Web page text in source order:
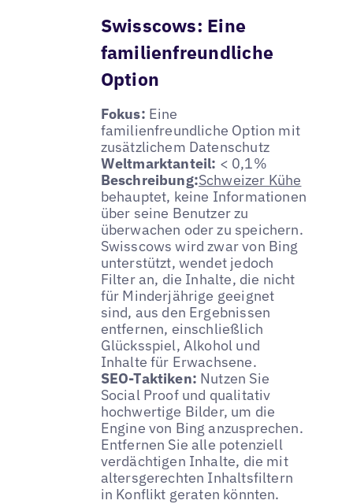
Swisscows: Eine
familienfreundliche
Option
Fokus: Eine
familienfreundliche Option mit
zusätzlichem Datenschutz
Weltmarktanteil: < 0,1%
Beschreibung:Schweizer Kühe
behauptet, keine Informationen
über seine Benutzer zu
überwachen oder zu speichern.
Swisscows wird zwar von Bing
unterstützt, wendet jedoch
Filter an, die Inhalte, die nicht
für Minderjährige geeignet
sind, aus den Ergebnissen
entfernen, einschließlich
Glücksspiel, Alkohol und
Inhalte für Erwachsene.
SEO-Taktiken: Nutzen Sie
Social Proof und qualitativ
hochwertige Bilder, um die
Engine von Bing anzusprechen.
Entfernen Sie alle potenziell
verdächtigen Inhalte, die mit
altersgerechten Inhaltsfiltern
in Konflikt geraten könnten.